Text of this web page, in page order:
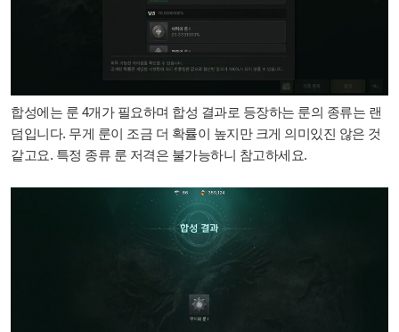
합성에는 룬 4개가 필요하며 합성 결과로 등장하는 룬의 종류는 랜
덤입니다. 무게 룬이 조금 더 확률이 높지만 크게 의미있진 않은 것
같고요. 특정 종류 룬 저격은 불가능하니 참고하세요.